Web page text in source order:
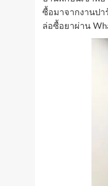
ซื้อมาจากงานปา
ล่อซื้อยาผ่าน